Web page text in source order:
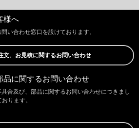
様へ
い合わせ窓口を設けております。
文、お見積に関するお問い合わせ
品に関するお問い合わせ
合及び、部品に関するお問い合わせにつきまし
ります。